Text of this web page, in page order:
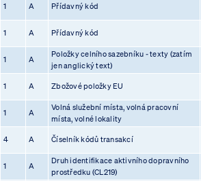
1 A Přídavný kód
1 A Přídavný kód
1 A
Položky celního sazebníku - texty (zatím
jen anglický text)
1 A Zbožové položky EU
1 A
Volná služební místa, volná pracovní
místa, volné lokality
4 A Číselník kódů transakcí
1 A
Druh identifikace aktivního dopravního
prostředku (CL219)